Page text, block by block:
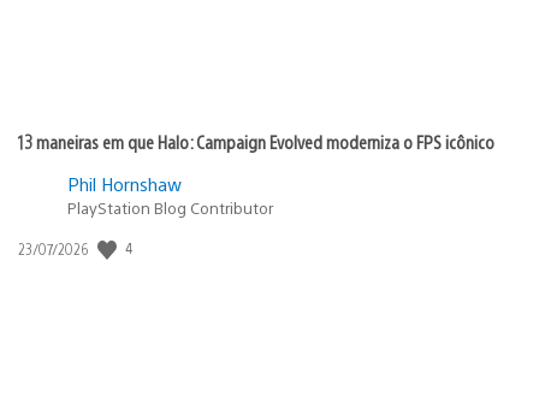
13 maneiras em que Halo: Campaign Evolved moderniza o FPS icônico
Phil Hornshaw
PlayStation Blog Contributor
Data
23/07/2026 4